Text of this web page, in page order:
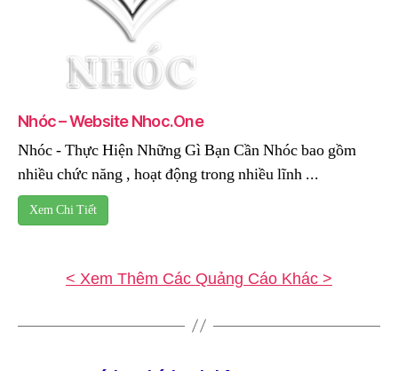
Nhóc – Website Nhoc.One
Nhóc - Thực Hiện Những Gì Bạn Cần Nhóc bao gồm
nhiều chức năng , hoạt động trong nhiều lĩnh ...
Xem Chi Tiết
< Xem Thêm Các Quảng Cáo Khác >